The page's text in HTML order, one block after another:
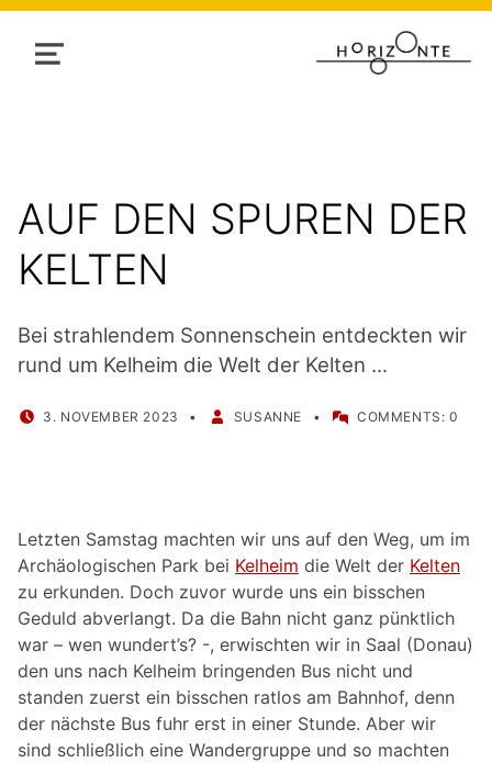
MENU
AUF DEN SPUREN DER
KELTEN
Bei strahlendem Sonnenschein entdeckten wir
rund um Kelheim die Welt der Kelten ...
POSTED ON:
3. NOVEMBER 2023
WRITTEN BY:
SUSANNE COMMENTS: 0
Letzten Samstag machten wir uns auf den Weg, um im
Archäologischen Park bei Kelheim die Welt der Kelten
zu erkunden. Doch zuvor wurde uns ein bisschen
Geduld abverlangt. Da die Bahn nicht ganz pünktlich
war – wen wundert’s? -, erwischten wir in Saal (Donau)
den uns nach Kelheim bringenden Bus nicht und
standen zuerst ein bisschen ratlos am Bahnhof, denn
der nächste Bus fuhr erst in einer Stunde. Aber wir
sind schließlich eine Wandergruppe und so machten